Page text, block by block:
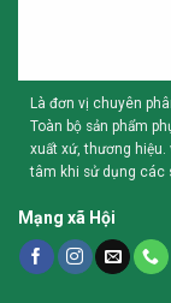
Là đơn vị chuyên
Toàn bộ sản phẩm
xuất xứ, thương
tâm khi sử dụng các
Mạng xã Hội